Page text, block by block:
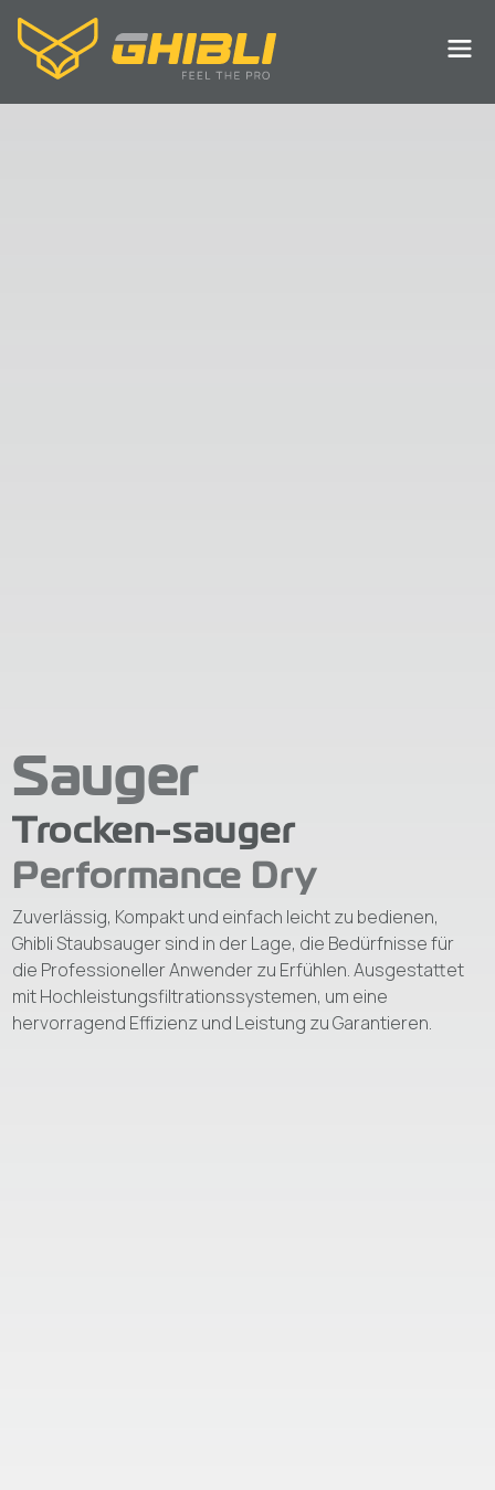
Sauger
Trocken-sauger
Performance Dry
Zuverlässig, Kompakt und einfach leicht zu bedienen,
Ghibli Staubsauger sind in der Lage, die Bedürfnisse für
die Professioneller Anwender zu Erfühlen. Ausgestattet
mit Hochleistungsfiltrationssystemen, um eine
hervorragend Effizienz und Leistung zu Garantieren.